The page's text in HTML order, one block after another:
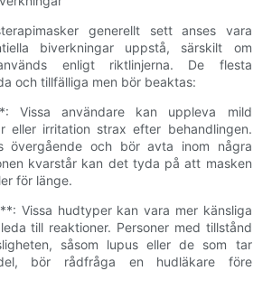
generellt sett anses vara
biverkningar uppstå, särskilt om
enligt riktlinjerna. De flesta
och tillfälliga men bör beaktas:
Vissa användare kan uppleva mild
eller irritation strax efter behandlingen.
övergående och bör avta inom några
kvarstår kan det tyda på att masken
för länge.
Vissa hudtyper kan vara mer känsliga
till reaktioner. Personer med tillstånd
såsom lupus eller de som tar
bör rådfråga en hudläkare före